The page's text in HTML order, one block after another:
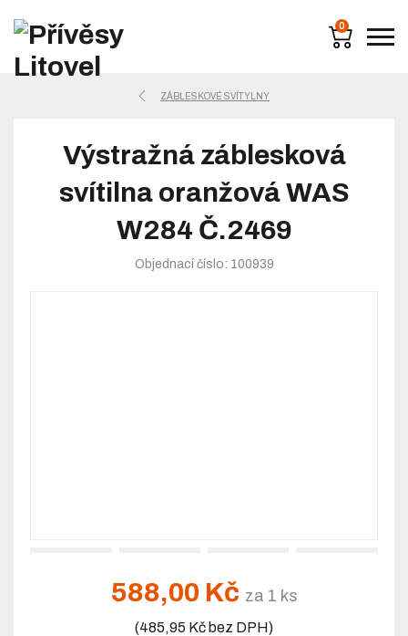
0
ZÁBLESKOVÉ SVÍTYLNY
Výstražná záblesková
svítilna oranžová WAS
W284 Č.2469
Objednací číslo: 100939
588,00 Kč za 1 ks
(485,95 Kč bez DPH)